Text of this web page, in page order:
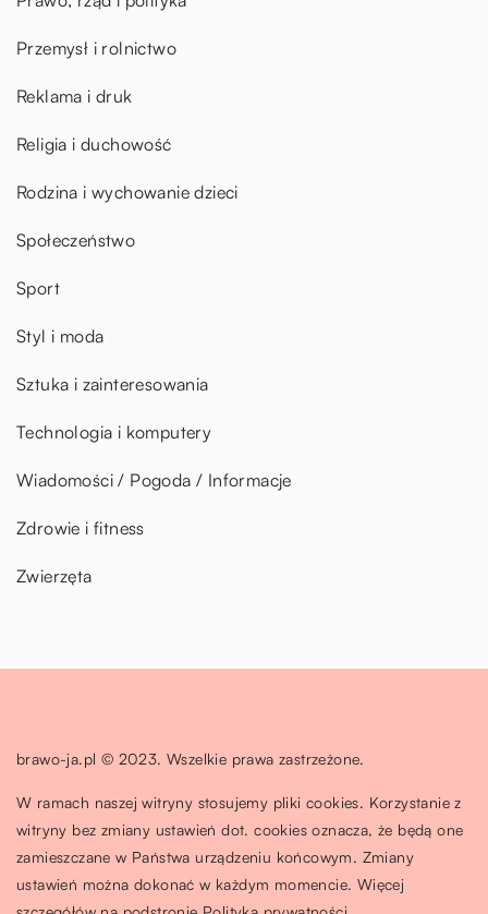
Przemysł i rolnictwo
Reklama i druk
Religia i duchowość
Rodzina i wychowanie dzieci
Społeczeństwo
Sport
Styl i moda
Sztuka i zainteresowania
Technologia i komputery
Wiadomości / Pogoda / Informacje
Zdrowie i fitness
Zwierzęta
brawo-ja.pl © 2023. Wszelkie prawa zastrzeżone.
W ramach naszej witryny stosujemy pliki cookies. Korzystanie z
witryny bez zmiany ustawień dot. cookies oznacza, że będą one
zamieszczane w Państwa urządzeniu końcowym. Zmiany
ustawień można dokonać w każdym momencie. Więcej